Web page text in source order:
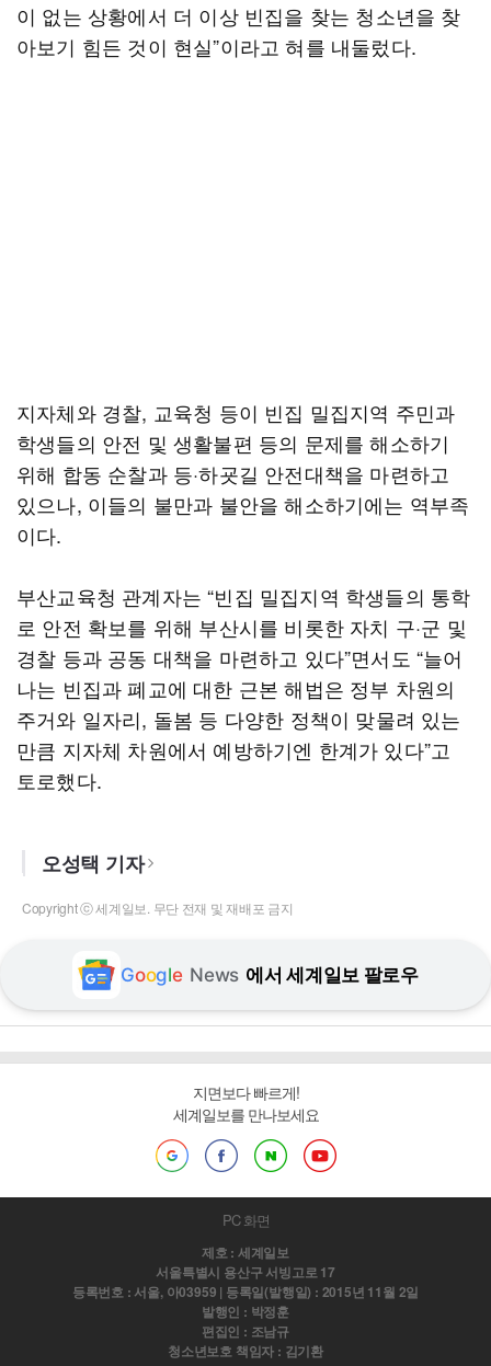
이 없는 상황에서 더 이상 빈집을 찾는 청소년을 찾
아보기 힘든 것이 현실”이라고 혀를 내둘렀다.
지자체와 경찰, 교육청 등이 빈집 밀집지역 주민과
학생들의 안전 및 생활불편 등의 문제를 해소하기
위해 합동 순찰과 등·하굣길 안전대책을 마련하고
있으나, 이들의 불만과 불안을 해소하기에는 역부족
이다.
부산교육청 관계자는 “빈집 밀집지역 학생들의 통학
로 안전 확보를 위해 부산시를 비롯한 자치 구·군 및
경찰 등과 공동 대책을 마련하고 있다”면서도 “늘어
나는 빈집과 폐교에 대한 근본 해법은 정부 차원의
주거와 일자리, 돌봄 등 다양한 정책이 맞물려 있는
만큼 지자체 차원에서 예방하기엔 한계가 있다”고
토로했다.
오성택 기자
Copyright ⓒ 세계일보. 무단 전재 및 재배포 금지
Google News 에서 세계일보 팔로우
지면보다 빠르게!
세계일보를 만나보세요
PC 화면
제호 : 세계일보
서울특별시 용산구 서빙고로 17
등록번호 : 서울, 아03959 | 등록일(발행일) : 2015년 11월 2일
발행인 : 박정훈
편집인 : 조남규
청소년보호 책임자 : 김기환